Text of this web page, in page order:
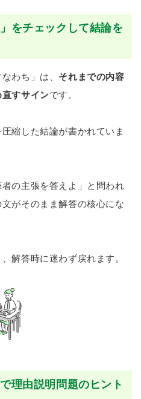
をチェックして結論を
わち」は、 それまでの内容
すサインです。
縮した結論が書かれていま
の主張を答えよ」と問われ
がそのまま解答の核心にな
解答時に迷わず戻れます。
理由説明問題のヒント